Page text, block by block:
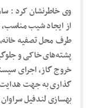
وی خاطرنشان کرد :
از ایجاد شیب مناسب،
طرف محل تصفیه خانه،
پشته‌های خاکی و
خروج گاز، اجرای
گذاری به جهت
بهسازی لندفیل